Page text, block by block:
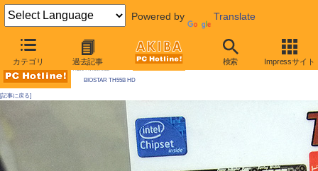
Powered by Translate
カテゴリ 過去記事 検索 Impressサイト
AKIBA PC Hotline! 2010年1月23日号
BIOSTAR TH55B HD
[記事に戻る]